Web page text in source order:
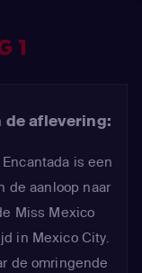
1
de aflevering:
is een
de aanloop naar
Miss Mexico
in Mexico City.
de omringende